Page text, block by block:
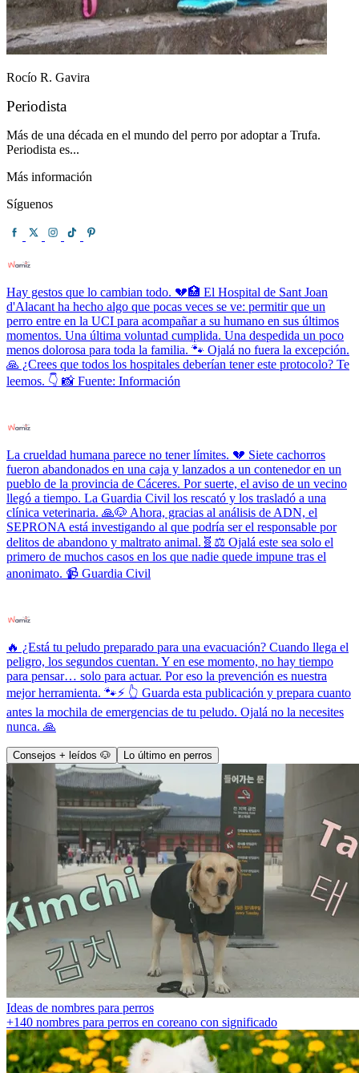
Rocío R. Gavira
Periodista
Más de una década en el mundo del perro por adoptar a Trufa.
Periodista es...
Más información
Síguenos
Hay gestos que lo cambian todo. 💔🏥 El Hospital de Sant Joan
d'Alacant ha hecho algo que pocas veces se ve: permitir que un
perro entre en la UCI para acompañar a su humano en sus últimos
momentos. Una última voluntad cumplida. Una despedida un poco
menos dolorosa para toda la familia. 🐾 Ojalá no fuera la excepción.
🙏 ¿Crees que todos los hospitales deberían tener este protocolo? Te
leemos. 👇 📸 Fuente: Información
La crueldad humana parece no tener límites. 💔 Siete cachorros
fueron abandonados en una caja y lanzados a un contenedor en un
pueblo de la provincia de Cáceres. Por suerte, el aviso de un vecino
llegó a tiempo. La Guardia Civil los rescató y los trasladó a una
clínica veterinaria. 🙏🐶 Ahora, gracias al análisis de ADN, el
SEPRONA está investigando al que podría ser el responsable por
delitos de abandono y maltrato animal.🧬⚖️ Ojalá este sea solo el
primero de muchos casos en los que nadie quede impune tras el
anonimato. 📹 Guardia Civil
🔥 ¿Está tu peludo preparado para una evacuación? Cuando llega el
peligro, los segundos cuentan. Y en ese momento, no hay tiempo
para pensar… solo para actuar. Por eso la prevención es nuestra
mejor herramienta. 🐾⚡ 👆 Guarda esta publicación y prepara cuanto
antes la mochila de emergencias de tu peludo. Ojalá no la necesites
nunca. 🙏
Consejos + leídos 🐶 Lo último en perros
Ideas de nombres para perros
+140 nombres para perros en coreano con significado